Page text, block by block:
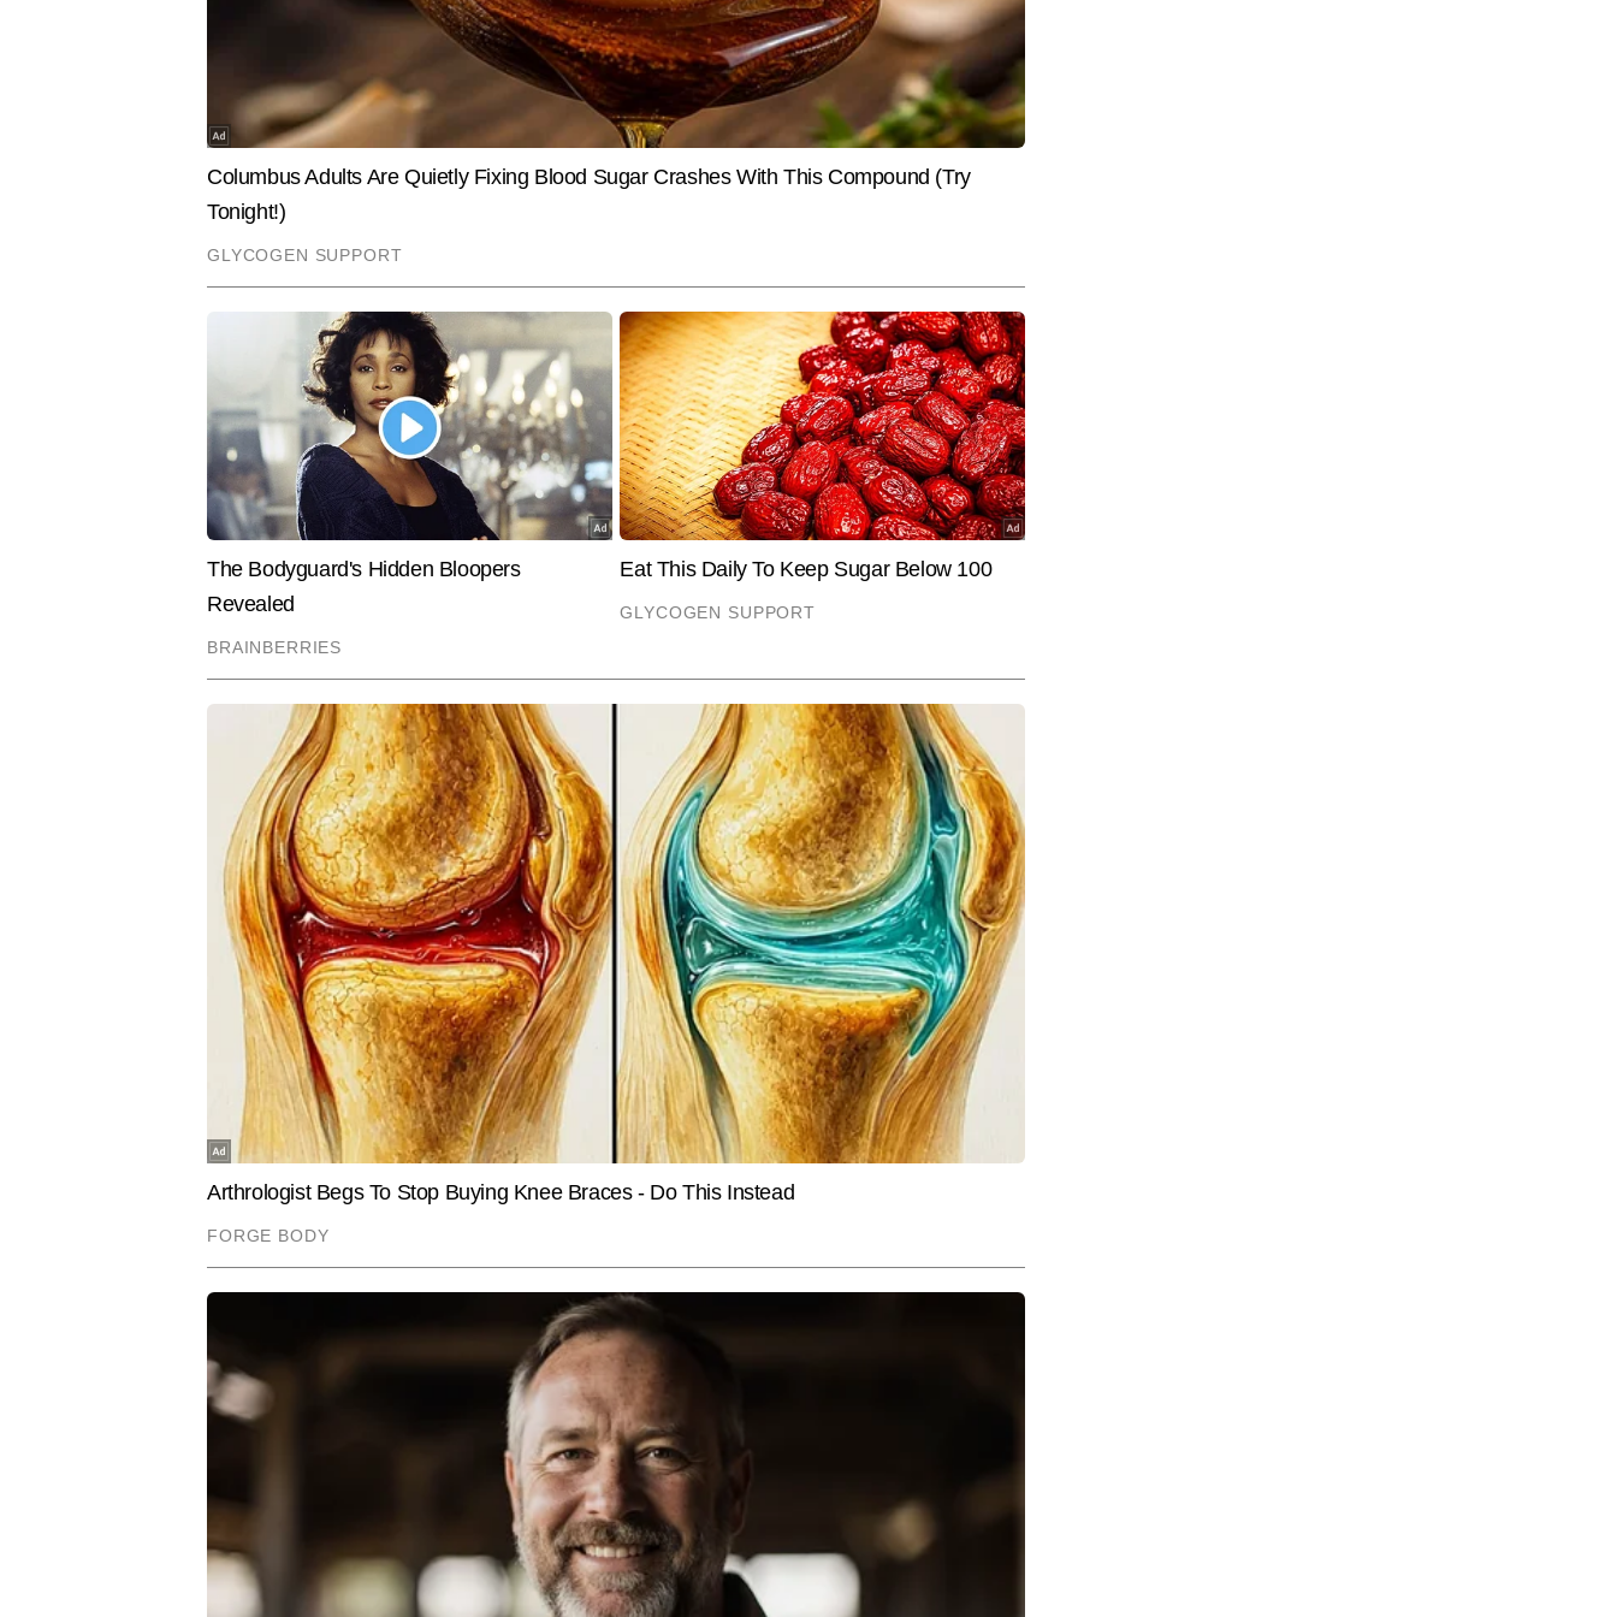
कुमार सरस टाइम्स नाउ नवभारत डिजिटल में एंटरटेनमेंट राइटर के रूप में कार्यरत हैं। उनकी लेखन शैली सरल, स्पष्ट और रोचक
है, जो पाठकों को तुरंत जोड़ लेती है। कुमार सरस को बॉलीवुड, टीवी और OTT की ट्रेंडिंग खबरों पर काम करने में खास रुचि है।
अब तक उन्होंने 2,500 से अधिक आर्टिकल्स लिखे हैं, जिनमें ब्रेकिंग न्यूज़, एक्सक्लूसिव अपडेट्स और एंटरटेनमेंट फीचर्स शामिल